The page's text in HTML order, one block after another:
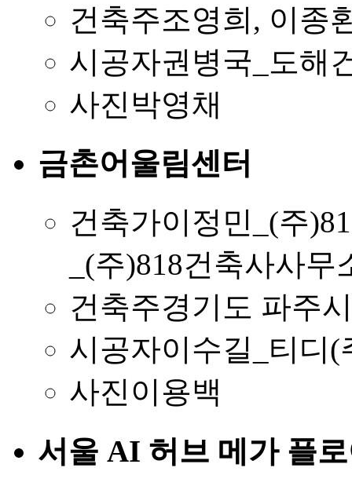
건축주조영희, 이종
시공자권병국_도해
사진 박영채
금촌어울림센터
건축가이정민_(주
_(주)818건축사사무
건축주경기도 파주시
시공자이수길_티디(
사진 이용백
서울 AI 허브 메가 플